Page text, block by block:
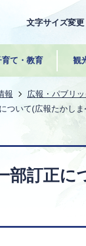
文字サイズ変更
育て・教育 観
報 広報・パブリ
ついて(広報たかし
部訂正に